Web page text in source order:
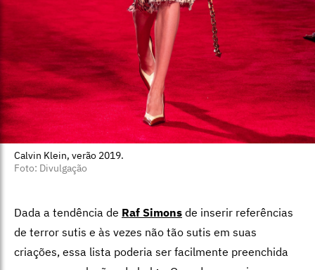
Calvin Klein, verão 2019.
Foto: Divulgação
Dada a tendência de Raf Simons de inserir referências
de terror sutis e às vezes não tão sutis em suas
criações, essa lista poderia ser facilmente preenchida